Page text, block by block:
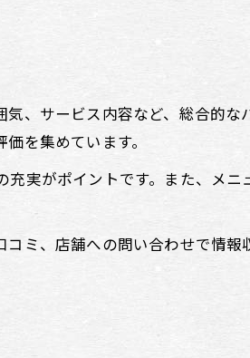
、サービス内容など、総合的な
を集めています。
実がポイントです。また、メニ
ミ、店舗への問い合わせで情報